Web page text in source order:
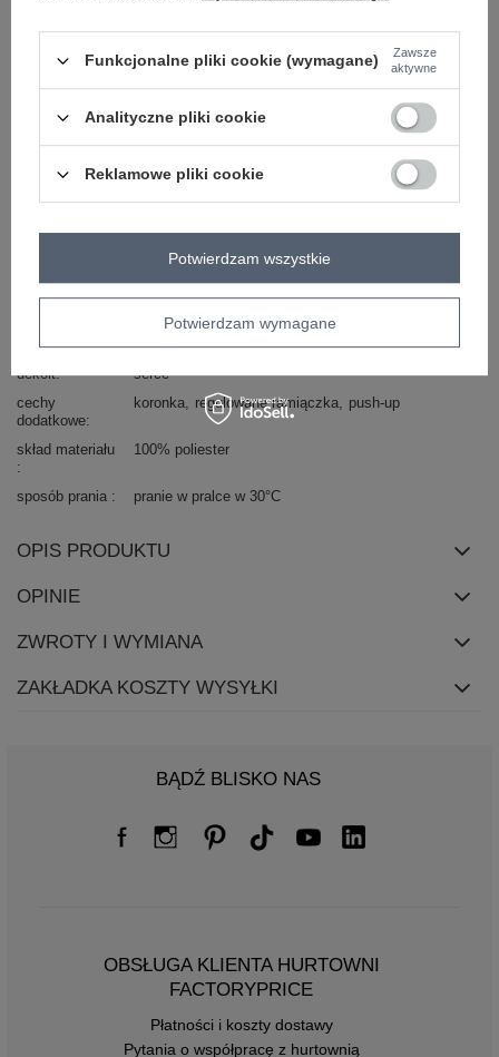
skład materiału : 100% poliester
sposób prania : pranie w pralce w 30°C
dominujący
poliester
krótka
rękaw
na ramiączkach
dekolt
serce
cechy
dodatkowe
koronka regulowane ramiączka push-up
skład materiału 100% poliester
sposób prania pranie w pralce w 30°C
OPIS PRODUKTU
OPINIE
ZWROTY I WYMIANA
ZAKŁADKA KOSZTY WYSYŁKI
BĄDŹ BLISKO NAS
OBSŁUGA KLIENTA HURTOWNI
FACTORYPRICE
Płatności i koszty dostawy
Pytania o współpracę z hurtownią
Funkcjonalne pliki cookie (wymagane)
Zawsze
aktywne
Analityczne pliki cookie
Reklamowe pliki cookie
Potwierdzam wymagane
Potwierdzam wszystkie